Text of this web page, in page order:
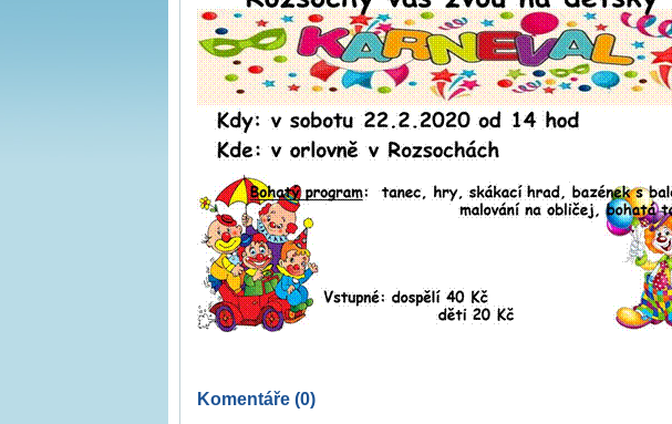
Komentáře (0)